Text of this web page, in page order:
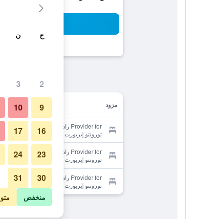
مزود
Provider for راديسون سويتس هوتل -
تورونتو إيربورت
Provider for راديسون سويتس هوتل -
تورونتو إيربورت
Provider for راديسون سويتس هوتل -
تورونتو إيربورت
ح ن
2
3
9
10
16
17
23
24
30
31
منخفض